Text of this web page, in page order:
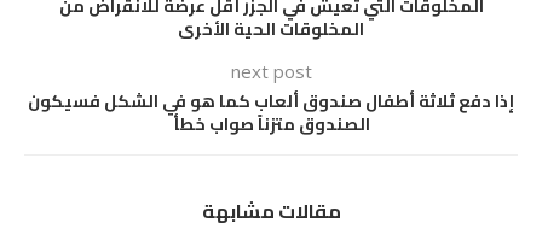
المخلوقات التي تعيش في الجزر أقل عرضة للانقراض من
المخلوقات الحية الأخرى
next post
إذا دفع ثلاثة أطفال صندوق ألعاب كما هو في الشكل فسيكون
الصندوق متزناً صواب خطأ
مقالات مشابهة